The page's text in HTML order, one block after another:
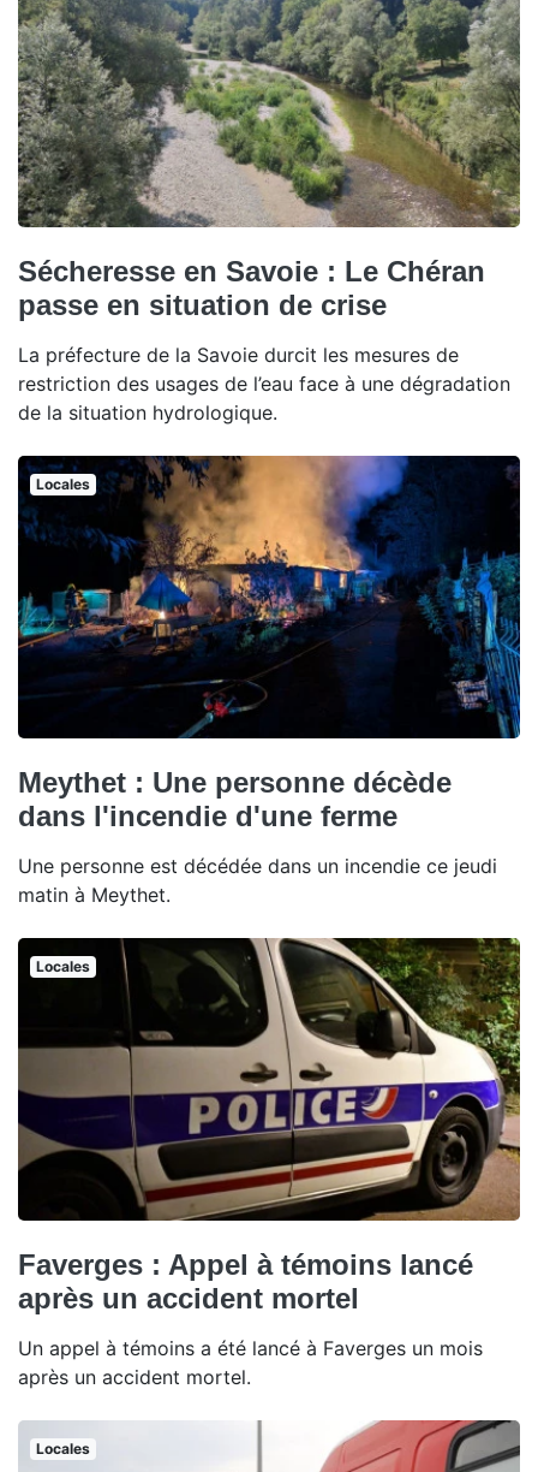
Sécheresse en Savoie : Le Chéran
passe en situation de crise
La préfecture de la Savoie durcit les mesures de
restriction des usages de l’eau face à une dégradation
de la situation hydrologique.
Locales
Meythet : Une personne décède
dans l'incendie d'une ferme
Une personne est décédée dans un incendie ce jeudi
matin à Meythet.
Locales
Faverges : Appel à témoins lancé
après un accident mortel
Un appel à témoins a été lancé à Faverges un mois
après un accident mortel.
Locales